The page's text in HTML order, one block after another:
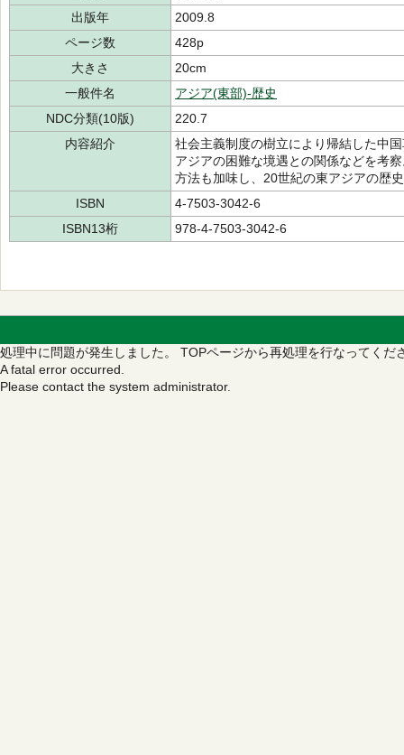
出版年
2009.8
ページ数
428p
大きさ
20cm
一般件名
アジア(東部)-歴史
NDC分類(10版)
220.7
内容紹介
社会主義制度の樹立により帰結した中
アジアの困難な境遇との関係などを考
方法も加味し、20世紀の東アジアの歴
ISBN
4-7503-3042-6
ISBN13桁
978-4-7503-3042-6
処理中に問題が発生しました。 TOPページから再処理を行なってくだ
A fatal error occurred.
Please contact the system administrator.